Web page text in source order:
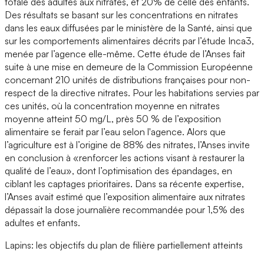
Des résultats se basant sur les concentrations en nitrates
dans les eaux diffusées par le ministère de la Santé, ainsi que
sur les comportements alimentaires décrits par l’étude Inca3,
menée par l’agence elle-même. Cette étude de l’Anses fait
suite à une mise en demeure de la Commission Européenne
concernant 210 unités de distributions françaises pour non-
respect de la directive nitrates. Pour les habitations servies par
ces unités, où la concentration moyenne en nitrates
moyenne atteint 50 mg/L, près 50 % de l’exposition
alimentaire se ferait par l’eau selon l'agence. Alors que
l’agriculture est à l’origine de 88% des nitrates, l’Anses invite
en conclusion à «renforcer les actions visant à restaurer la
qualité de l’eau», dont l’optimisation des épandages, en
ciblant les captages prioritaires. Dans sa récente expertise,
l’Anses avait estimé que l’exposition alimentaire aux nitrates
dépassait la dose journalière recommandée pour 1,5% des
adultes et enfants.
Lapins: les objectifs du plan de filière partiellement atteints